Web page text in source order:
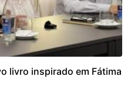
livro inspirado em Fátima